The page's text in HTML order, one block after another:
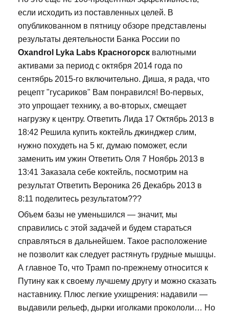
если исходить из поставленных целей. В
опубликованном в пятницу обзоре представлены
результаты деятельности Банка России по
Oxandrol Lyka Labs Красногорск валютными
активами за период с октября 2014 года по
сентябрь 2015-го включительно. Диша, я рада, что
рецепт "гусариков" Вам понравился! Во-первых,
это упрощает технику, а во-вторых, смещает
нагрузку к центру. Ответить Лида 17 Октябрь 2013 в
18:42 Решила купить коктейль джинджер слим,
нужно похудеть на 5 кг, думаю поможет, если
заменить им ужин Ответить Оля 7 Ноябрь 2013 в
13:41 Заказала себе коктейль, посмотрим на
результат Ответить Вероника 26 Декабрь 2013 в
8:11 поделитесь результатом???
Объем базы не уменьшился — значит, мы
справились с этой задачей и будем стараться
справляться в дальнейшем. Такое расположение
не позволит как следует растянуть грудные мышцы.
А главное То, что Трамп по-прежнему относится к
Путину как к своему лучшему другу и можно сказать
наставнику. Плюс легкие ухищрения: надавили —
выдавили рельеф, дырки иголками прокололи… Но